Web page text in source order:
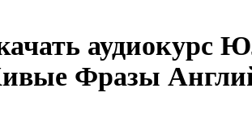
аудиокурс
Фразы